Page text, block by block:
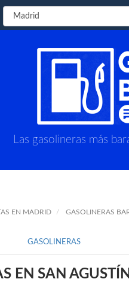
Las gasolineras más
EN MADRID GASOLINERAS
GASOLINERAS
EN SAN